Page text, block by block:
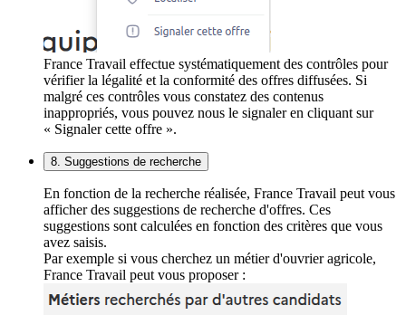
France Travail effectue systématiquement des contrôles pour
vérifier la légalité et la conformité des offres diffusées. Si
malgré ces contrôles vous constatez des contenus
inappropriés, vous pouvez nous le signaler en cliquant sur
« Signaler cette offre ».
8. Suggestions de recherche
En fonction de la recherche réalisée, France Travail peut vous
afficher des suggestions de recherche d'offres. Ces
suggestions sont calculées en fonction des critères que vous
avez saisis.
Par exemple si vous cherchez un métier d'ouvrier agricole,
France Travail peut vous proposer :